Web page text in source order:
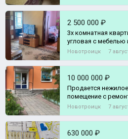
2 500 000 ₽
3х комнатная
угловая с мебелью
комн. квартира
Новотроицк 7
10 000 000 ₽
Продается
помещение с
Новотроицк 7
630 000 ₽